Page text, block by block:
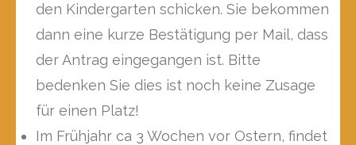
den Kindergarten schicken. Sie bekommen
dann eine kurze Bestätigung per Mail, dass
der Antrag eingegangen ist. Bitte
bedenken Sie dies ist noch keine Zusage
für einen Platz!
Im Frühjahr ca 3 Wochen vor Ostern, findet